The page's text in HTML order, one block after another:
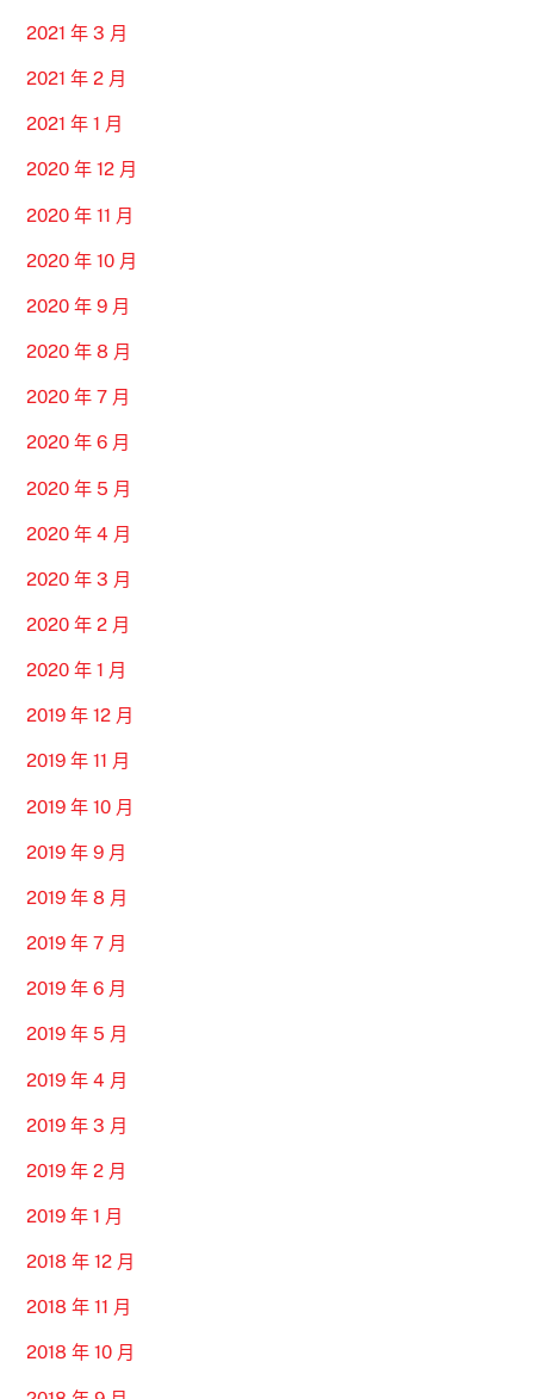
2021 年 3 月
2021 年 2 月
2021 年 1 月
2020 年 12 月
2020 年 11 月
2020 年 10 月
2020 年 9 月
2020 年 8 月
2020 年 7 月
2020 年 6 月
2020 年 5 月
2020 年 4 月
2020 年 3 月
2020 年 2 月
2020 年 1 月
2019 年 12 月
2019 年 11 月
2019 年 10 月
2019 年 9 月
2019 年 8 月
2019 年 7 月
2019 年 6 月
2019 年 5 月
2019 年 4 月
2019 年 3 月
2019 年 2 月
2019 年 1 月
2018 年 12 月
2018 年 11 月
2018 年 10 月